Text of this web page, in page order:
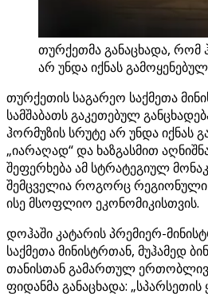
თურქეთმა განაცხადა, რომ
არ უნდა იქნას
თურქეთის საგარეო საქმეთა
სამშაბათს გაკეთებულ
ჰორმუზის სრუტე არ უნდა იქნას
„იარაღად“ და ხაზგასმით
შეფერხება ამ სტრატეგიულ
შემცველია როგორც
ისე მსოფლიო ეკონომიკისთვის.
დოჰაში კატარის პრემიერ-
საქმეთა მინისტრთან, მუჰამედ
თანისთან გამართულ ერთობლივ
ფიდანმა განაცხადა: „სპარსეთის